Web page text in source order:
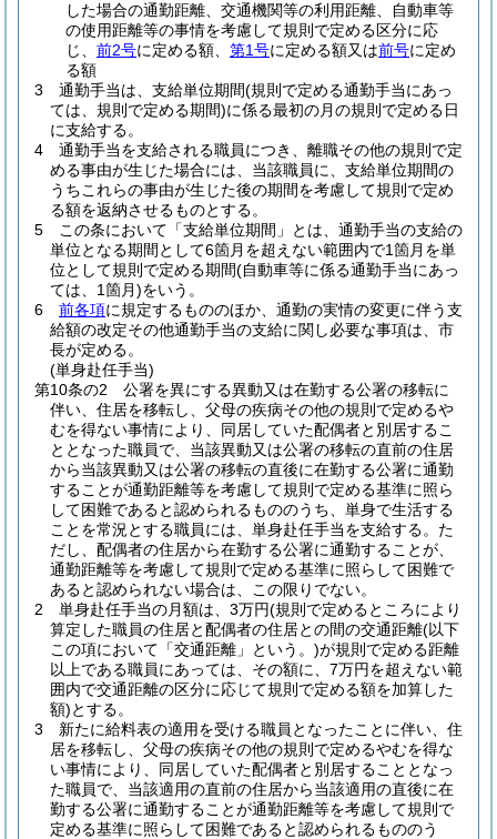
した場合の通勤距離、交通機関等の利用距離、自動車等
の使用距離等の事情を考慮して規則で定める区分に応
じ、 前2号に定める額、 第1号に定める額又は前号に定め
る額
3
通勤手当は、支給単位期間(規則で定める通勤手当にあっ
ては、規則で定める期間)に係る最初の月の規則で定める日
に支給する。
4
通勤手当を支給される職員につき、離職その他の規則で定
める事由が生じた場合には、当該職員に、支給単位期間の
うちこれらの事由が生じた後の期間を考慮して規則で定め
る額を返納させるものとする。
5
この条において「支給単位期間」とは、通勤手当の支給の
単位となる期間として6箇月を超えない範囲内で1箇月を単
位として規則で定める期間(自動車等に係る通勤手当にあっ
ては、1箇月)をいう。
6
前各項に規定するもののほか、通勤の実情の変更に伴う支
給額の改定その他通勤手当の支給に関し必要な事項は、市
長が定める。
(単身赴任手当)
第10条の2
公署を異にする異動又は在勤する公署の移転に
伴い、住居を移転し、父母の疾病その他の規則で定めるや
むを得ない事情により、同居していた配偶者と別居するこ
ととなった職員で、当該異動又は公署の移転の直前の住居
から当該異動又は公署の移転の直後に在勤する公署に通勤
することが通勤距離等を考慮して規則で定める基準に照ら
して困難であると認められるもののうち、単身で生活する
ことを常況とする職員には、単身赴任手当を支給する。 た
だし、配偶者の住居から在勤する公署に通勤することが、
通勤距離等を考慮して規則で定める基準に照らして困難で
あると認められない場合は、この限りでない。
2
単身赴任手当の月額は、3万円(規則で定めるところにより
算定した職員の住居と配偶者の住居との間の交通距離(以下
この項において「交通距離」という。)が規則で定める距離
以上である職員にあっては、その額に、7万円を超えない範
囲内で交通距離の区分に応じて規則で定める額を加算した
額)とする。
3
新たに給料表の適用を受ける職員となったことに伴い、住
居を移転し、父母の疾病その他の規則で定めるやむを得な
い事情により、同居していた配偶者と別居することとなっ
た職員で、当該適用の直前の住居から当該適用の直後に在
勤する公署に通勤することが通勤距離等を考慮して規則で
定める基準に照らして困難であると認められるもののう